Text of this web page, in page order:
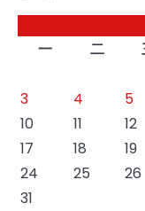
一
二
3
4 5
10
11 12
17
18 19
24
25 26
31